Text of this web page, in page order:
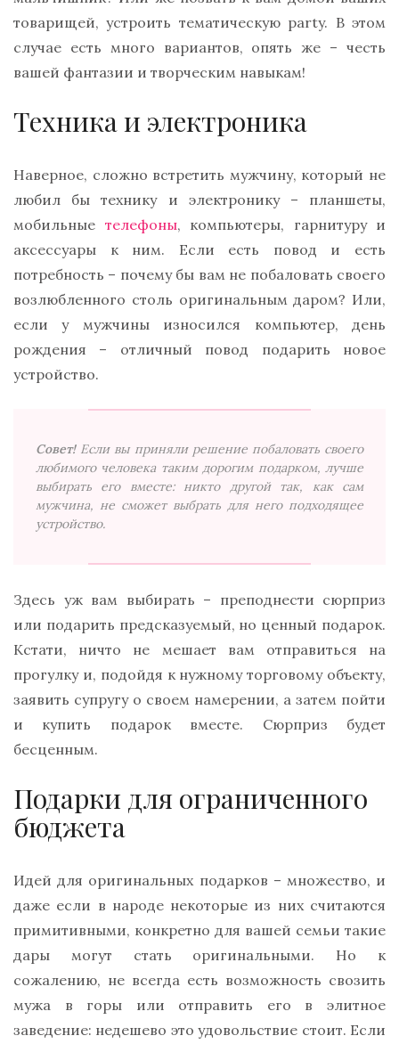
товарищей, устроить тематическую party. В этом
случае есть много вариантов, опять же – честь
вашей фантазии и творческим навыкам!
Техника и электроника
Наверное, сложно встретить мужчину, который не
любил бы технику и электронику – планшеты,
мобильные телефоны, компьютеры, гарнитуру и
аксессуары к ним. Если есть повод и есть
потребность – почему бы вам не побаловать своего
возлюбленного столь оригинальным даром? Или,
если у мужчины износился компьютер, день
рождения – отличный повод подарить новое
устройство.
Совет! Если вы приняли решение побаловать своего
любимого человека таким дорогим подарком, лучше
выбирать его вместе: никто другой так, как сам
мужчина, не сможет выбрать для него подходящее
устройство.
Здесь уж вам выбирать – преподнести сюрприз
или подарить предсказуемый, но ценный подарок.
Кстати, ничто не мешает вам отправиться на
прогулку и, подойдя к нужному торговому объекту,
заявить супругу о своем намерении, а затем пойти
и купить подарок вместе. Сюрприз будет
бесценным.
Подарки для ограниченного
бюджета
Идей для оригинальных подарков – множество, и
даже если в народе некоторые из них считаются
примитивными, конкретно для вашей семьи такие
дары могут стать оригинальными. Но к
сожалению, не всегда есть возможность свозить
мужа в горы или отправить его в элитное
заведение: недешево это удовольствие стоит. Если